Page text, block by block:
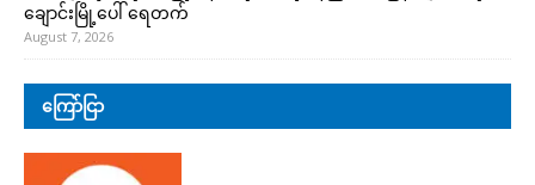
ချောင်းမြို့ပေါ် ရေတက်
August 7, 2026
ကြော်ငြာ